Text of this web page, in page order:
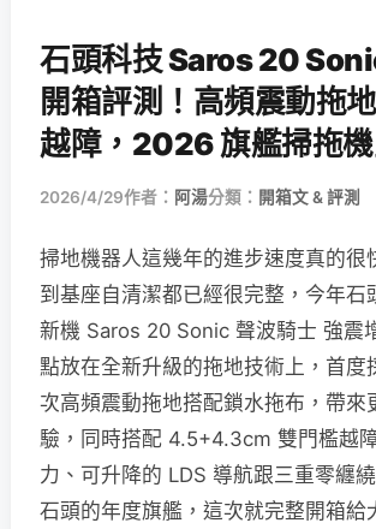
石頭科技 Saros 20
開箱評測！高頻震動拖
越障，2026 旗艦掃拖
2026/4/29作者： 阿湯分類： 開箱文 & 評測
掃地機器人這幾年的進步速度真的很
到基座自清潔都已經很完整，今年石
新機 Saros 20 Sonic 聲波騎士 強震
點放在全新升級的拖地技術上，首
次高頻震動拖地搭配鎖水拖布，帶來
驗，同時搭配 4.5+4.3cm 雙門檻越
力、可升降的 LDS 導航跟三重零纏
石頭的年度旗艦，這次就完整開箱給